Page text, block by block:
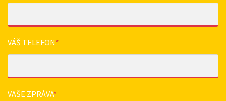
VÁŠ TELEFON*
VAŠE ZPRÁVA*